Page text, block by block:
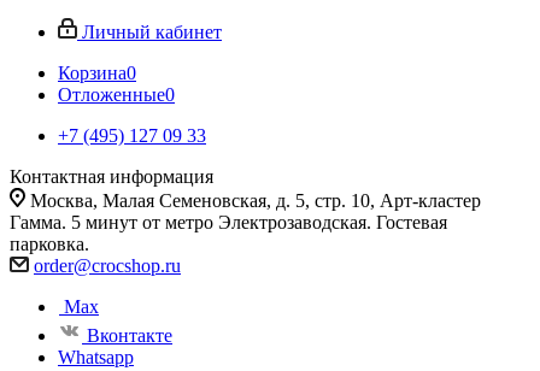
Личный кабинет
Корзина0
Отложенные0
+7 (495) 127 09 33
Контактная информация
Москва, Малая Семеновская, д. 5, стр. 10, Арт-кластер
Гамма. 5 минут от метро Электрозаводская. Гостевая
парковка.
order@crocshop.ru
Max
Вконтакте
Whatsapp